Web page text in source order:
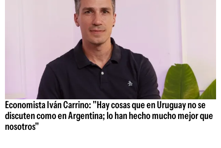
Economista Iván Carrino: "Hay cosas que en Uruguay no se
discuten como en Argentina; lo han hecho mucho mejor que
nosotros"